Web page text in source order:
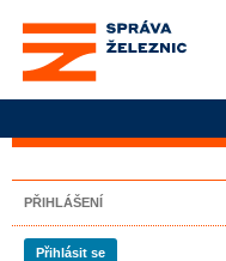
Správa železnic, státní
organizace
PŘIHLÁŠENÍ
Přihlásit se